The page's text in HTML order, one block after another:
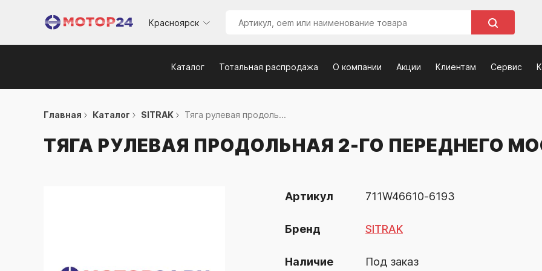
Красноярск
Каталог Тотальная распродажа О компании Акции Клиентам Сервис
Главная Каталог SITRAK Тяга рулевая продоль...
ТЯГА РУЛЕВАЯ ПРОДОЛЬНАЯ 2-ГО ПЕРЕДНЕГО
Артикул 711W46610-6193
Бренд SITRAK
Наличие Под заказ